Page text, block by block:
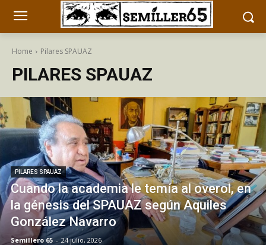
Home Pilares SPAUAZ
PILARES SPAUAZ
PILARES SPAUAZ
Cuando la academia le temía al overol, en
la génesis del SPAUAZ según Aquiles
González Navarro
Semillero 65 - 24 julio, 2026